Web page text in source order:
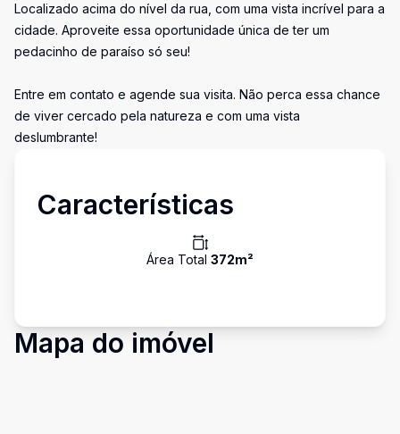
Localizado acima do nível da rua, com uma vista incrível para a
cidade. Aproveite essa oportunidade única de ter um
pedacinho de paraíso só seu!
Entre em contato e agende sua visita. Não perca essa chance
de viver cercado pela natureza e com uma vista
deslumbrante!
Características
Área Total 372m²
Mapa do imóvel